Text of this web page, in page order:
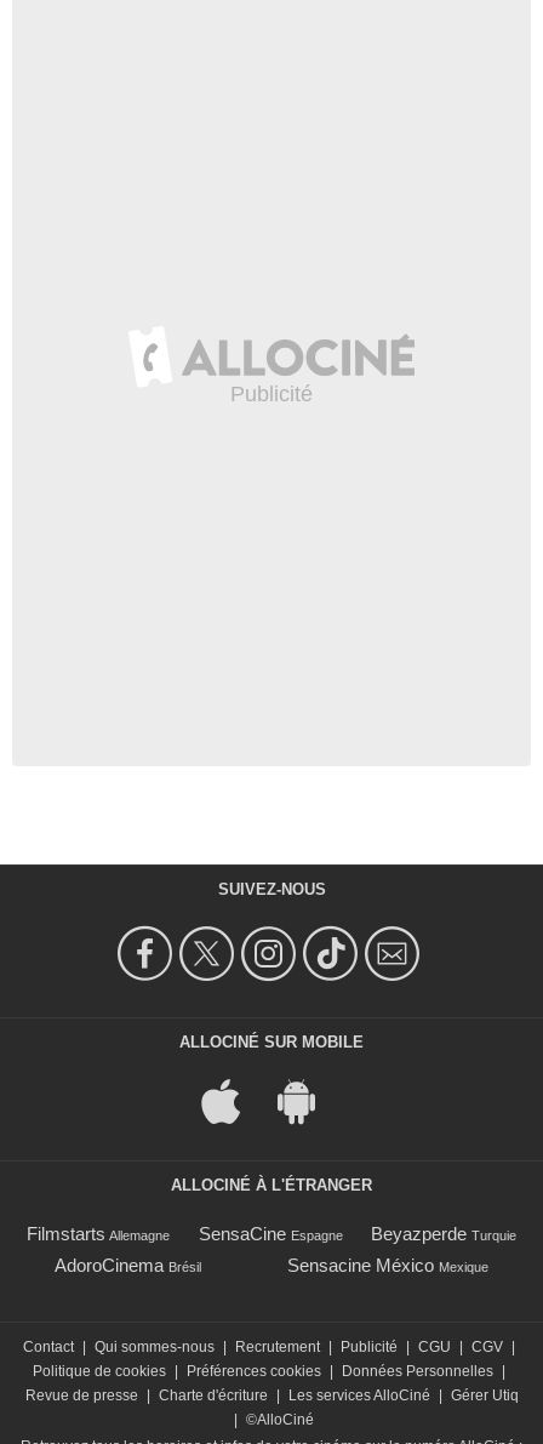
SUIVEZ-NOUS
ALLOCINÉ SUR MOBILE
ALLOCINÉ À L'ÉTRANGER
Filmstarts Allemagne SensaCine Espagne Beyazperde Turquie
AdoroCinema Brésil Sensacine México Mexique
Contact | Qui sommes-nous | Recrutement | Publicité | CGU | CGV |
Politique de cookies | Préférences cookies | Données Personnelles |
Revue de presse
| Charte d'écriture | Les services AlloCiné | Gérer Utiq
| ©AlloCiné